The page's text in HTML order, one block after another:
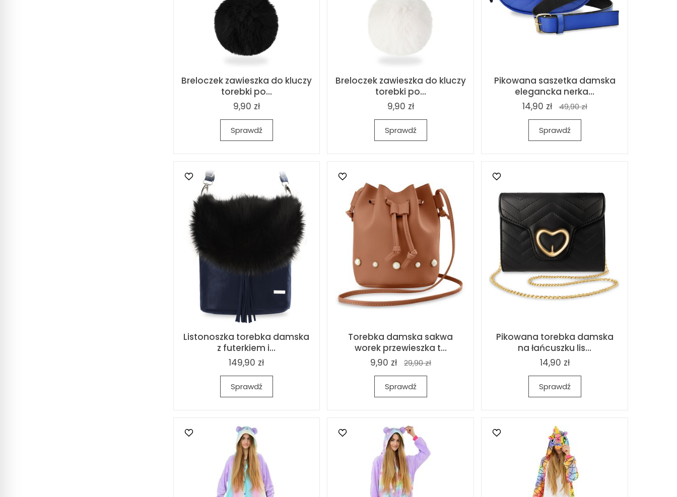
Breloczek zawieszka do kluczy
torebki po...
9,90 zł
Sprawdź
Breloczek zawieszka do kluczy
torebki po...
9,90 zł
Sprawdź
Pikowana saszetka damska
elegancka nerka...
14,90 zł
49,90 zł
Sprawdź
Listonoszka torebka damska
z futerkiem i...
149,90 zł
Sprawdź
Torebka damska sakwa
worek przewieszka t...
9,90 zł
29,90 zł
Sprawdź
Pikowana torebka damska
na łańcuszku lis...
14,90 zł
Sprawdź